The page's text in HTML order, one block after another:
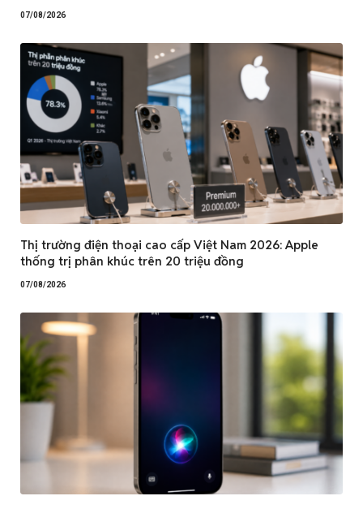
07/08/2026
Thị trường điện thoại cao cấp Việt Nam 2026: Apple
thống trị phân khúc trên 20 triệu đồng
07/08/2026